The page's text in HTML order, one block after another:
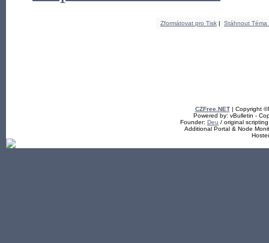
Zformátovat pro Tisk | Stáhnout Téma
CZFree.NET| Copyright
Powered by: vBulletin -
Founder: Deu / original
Additional Portal & Node